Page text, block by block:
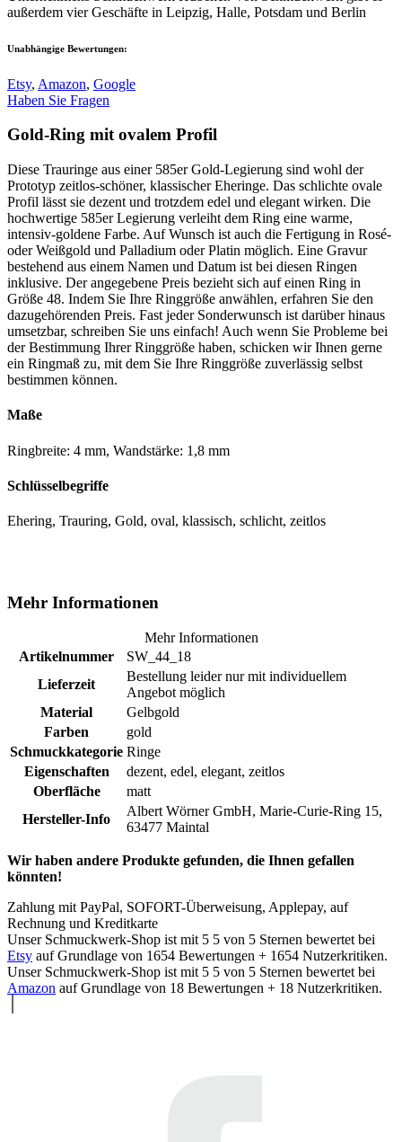
außerdem vier Geschäfte in Leipzig, Halle, Potsdam und Berlin
Unabhängige Bewertungen:
Etsy, Amazon, Google
Haben Sie Fragen
Gold-Ring mit ovalem Profil
Diese Trauringe aus einer 585er Gold-Legierung sind wohl der
Prototyp zeitlos-schöner, klassischer Eheringe. Das schlichte ovale
Profil lässt sie dezent und trotzdem edel und elegant wirken. Die
hochwertige 585er Legierung verleiht dem Ring eine warme,
intensiv-goldene Farbe. Auf Wunsch ist auch die Fertigung in Rosé-
oder Weißgold und Palladium oder Platin möglich. Eine Gravur
bestehend aus einem Namen und Datum ist bei diesen Ringen
inklusive. Der angegebene Preis bezieht sich auf einen Ring in
Größe 48. Indem Sie Ihre Ringgröße anwählen, erfahren Sie den
dazugehörenden Preis. Fast jeder Sonderwunsch ist darüber hinaus
umsetzbar, schreiben Sie uns einfach! Auch wenn Sie Probleme bei
der Bestimmung Ihrer Ringgröße haben, schicken wir Ihnen gerne
ein Ringmaß zu, mit dem Sie Ihre Ringgröße zuverlässig selbst
bestimmen können.
Maße
Ringbreite: 4 mm, Wandstärke: 1,8 mm
Schlüsselbegriffe
Ehering, Trauring, Gold, oval, klassisch, schlicht, zeitlos
Mehr Informationen
Mehr Informationen
Artikelnummer
SW_44_18
Lieferzeit
Bestellung leider nur mit individuellem
Angebot möglich
Material
Gelbgold
Farben
gold
Schmuckkategorie Ringe
Eigenschaften
dezent, edel, elegant, zeitlos
Oberfläche
matt
Hersteller-Info
Albert Wörner GmbH, Marie-Curie-Ring 15,
63477 Maintal
Wir haben andere Produkte gefunden, die Ihnen gefallen
könnten!
Zahlung mit PayPal, SOFORT-Überweisung, Applepay, auf
Rechnung und Kreditkarte
Unser Schmuckwerk-Shop ist mit 5 5 von 5 Sternen bewertet bei
Etsy auf Grundlage von 1654 Bewertungen + 1654 Nutzerkritiken.
Unser Schmuckwerk-Shop ist mit 5 5 von 5 Sternen bewertet bei
Amazon auf Grundlage von 18 Bewertungen + 18 Nutzerkritiken.